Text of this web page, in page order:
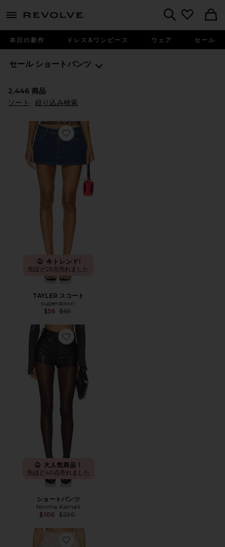
menu - shows more content
本日の新作 ドレス&ワンピース ウェア セール
セール ショートパンツ
2,446 商品
ソート
絞り込み検索
Favorite TAYLER スコート
今トレンド!
先ほど23点売れました
TAYLER スコート
superdown
$56 Previous price:
$65
Favorite ショートパンツ
大人気商品！
先ほど40点売れました
ショートパンツ
Norma Kamali
$106 Previous price:
$250